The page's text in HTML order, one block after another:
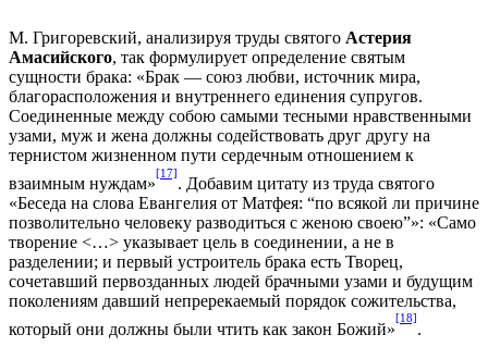
М. Григоревский, анализируя труды святого Астерия
Амасийского, так формулирует определение святым
сущности брака: «Брак — союз любви, источник мира,
благорасположения и внутреннего единения супругов.
Соединенные между собою самыми тесными нравственными
узами, муж и жена должны содействовать друг другу на
тернистом жизненном пути сердечным отношением к
взаимным нуждам»
[17]
. Добавим цитату из труда святого
«Беседа на слова Евангелия от Матфея: “по всякой ли причине
позволительно человеку разводиться с женою своею”»: «Само
творение <…> указывает цель в соединении, а не в
разделении; и первый устроитель брака есть Творец,
сочетавший первозданных людей брачными узами и будущим
поколениям давший непререкаемый порядок сожительства,
который они должны были чтить как закон Божий»
[18]
.